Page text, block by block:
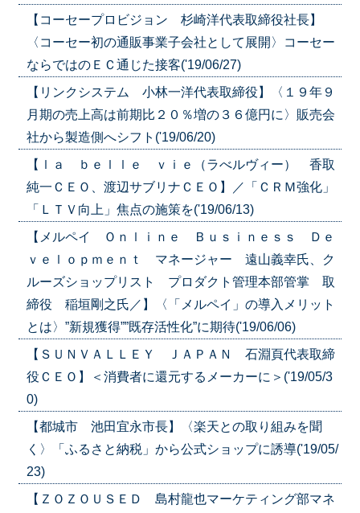
【コーセープロビジョン 杉崎洋代表取締役社長】
〈コーセー初の通販事業子会社として展開〉コーセー
ならではのＥＣ通じた接客('19/06/27)
【リンクシステム 小林一洋代表取締役】〈１９年９
月期の売上高は前期比２０％増の３６億円に〉販売会
社から製造側へシフト('19/06/20)
【ｌａ ｂｅｌｌｅ ｖｉｅ（ラべルヴィー） 香取
純一ＣＥＯ、渡辺サブリナＣＥＯ】／「ＣＲＭ強化」
「ＬＴＶ向上」焦点の施策を('19/06/13)
【メルペイ Ｏｎｌｉｎｅ Ｂｕｓｉｎｅｓｓ Ｄｅ
ｖｅｌｏｐｍｅｎｔ マネージャー 遠山義幸氏、ク
ルーズショップリスト プロダクト管理本部管掌 取
締役 稲垣剛之氏／】〈「メルペイ」の導入メリット
とは〉”新規獲得””既存活性化”に期待('19/06/06)
【ＳＵＮＶＡＬＬＥＹ ＪＡＰＡＮ 石淵頁代表取締
役ＣＥＯ】＜消費者に還元するメーカーに＞('19/05/3
0)
【都城市 池田宜永市長】〈楽天との取り組みを聞
く〉「ふるさと納税」から公式ショップに誘導('19/05/
23)
【ＺＯＺＯＵＳＥＤ 島村龍也マーケティング部マネ